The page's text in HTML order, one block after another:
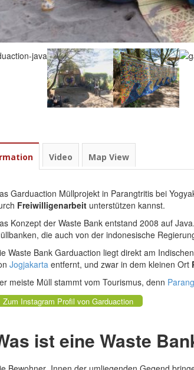
Video Map View
Garduaction Müllprojekt in Parangtritis bei
Freiwilligenarbeit unterstützen kannst.
Konzept der Waste Bank entstand 2008 auf
die auch von der indonesische
Waste Bank Garduaction liegt direkt am
Jogjakarta entfernt, und zwar in dem kleinen Ort
meiste Müll stammt vom Tourismus, denn
Zum Instagram Profil von Garduaction
ist eine Waste